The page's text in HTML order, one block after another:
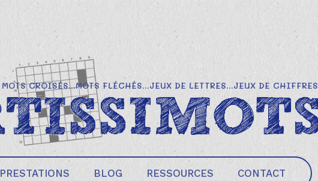
PRESTATIONS BLOG RESSOURCES CONTACT
MOTS CROISÉS...MOTS FLÉCHÉS...JEUX DE LETTRES...JEUX DE CHIFFRES